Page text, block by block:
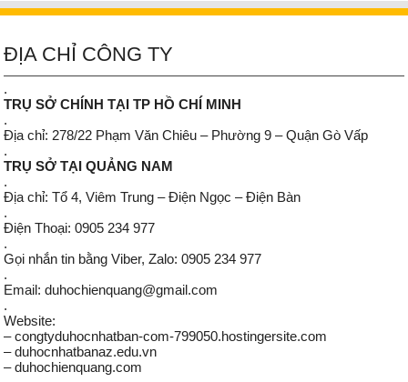
ĐỊA CHỈ CÔNG TY
.
TRỤ SỞ CHÍNH TẠI TP HỒ CHÍ MINH
.
Địa chỉ: 278/22 Phạm Văn Chiêu – Phường 9 – Quận Gò Vấp
.
TRỤ SỞ TẠI QUẢNG NAM
.
Địa chỉ: Tổ 4, Viêm Trung – Điện Ngọc – Điện Bàn
.
Điện Thoại: 0905 234 977
.
Gọi nhắn tin bằng Viber, Zalo: 0905 234 977
.
Email: duhochienquang@gmail.com
.
Website:
– congtyduhocnhatban-com-799050.hostingersite.com
– duhocnhatbanaz.edu.vn
– duhochienquang.com